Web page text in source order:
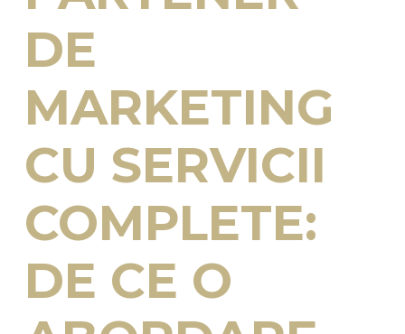
DE
MARKETING
CU SERVICII
COMPLETE:
DE CE O